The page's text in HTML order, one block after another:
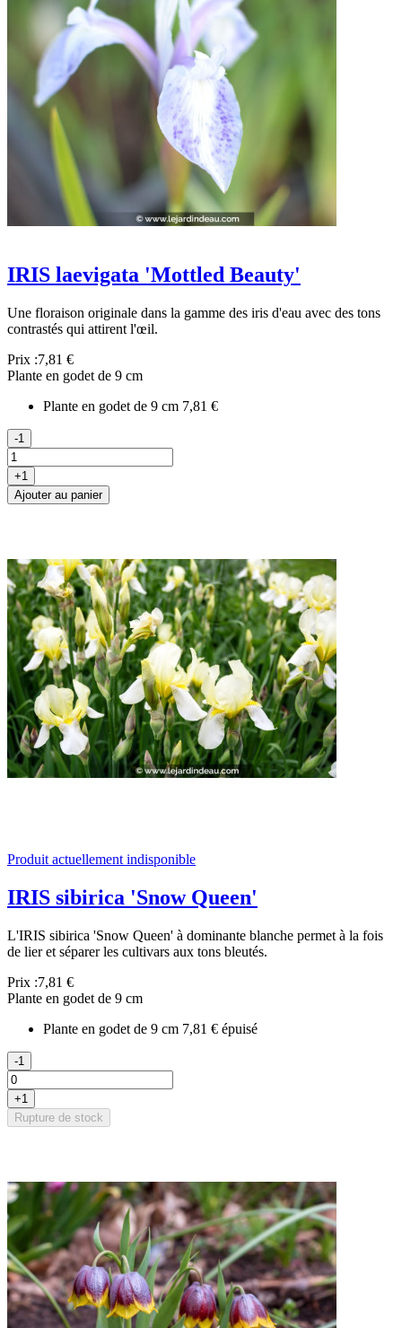
IRIS laevigata 'Mottled Beauty'
Une floraison originale dans la gamme des iris d'eau avec des tons
contrastés qui attirent l'œil.
Prix :7,81 €
Plante en godet de 9 cm
Plante en godet de 9 cm 7,81 €
-1
+1
Ajouter au panier
Produit actuellement indisponible
IRIS sibirica 'Snow Queen'
L'IRIS sibirica 'Snow Queen' à dominante blanche permet à la fois
de lier et séparer les cultivars aux tons bleutés.
Prix :7,81 €
Plante en godet de 9 cm
Plante en godet de 9 cm 7,81 € épuisé
-1
+1
Rupture de stock